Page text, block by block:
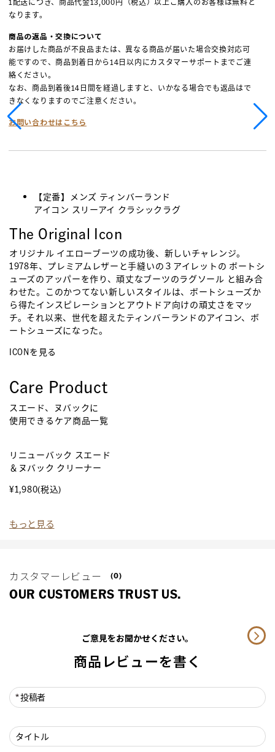
1配送につき、商品代金13,000円（税込）以上ご購入のお客様は無料と
なります。
商品の返品・交換について
お届けした商品が不良品または、異なる商品が届いた場合交換対応可
能ですので、商品到着日から14日以内にカスタマーサポートまでご連
絡ください。
なお、商品到着後14日間を経過しますと、いかなる場合でも返品はで
きなくなりますのでご注意ください。
お問い合わせはこちら
【定番】メンズ ティンバーランド
アイコン スリーアイ クラシックラグ
The Original Icon
オリジナル イエローブーツの成功後、新しいチャレンジ。
1978年、プレミアムレザーと手縫いの３アイレットの ボートシ
ューズのアッパーを作り、頑丈なブーツのラグソール と組み合
わせた。このかつてない新しいスタイルは、ボートシューズか
ら得たインスピレーションとアウトドア向けの頑丈さをマッ
チ。それ以来、世代を超えたティンバーランドのアイコン、ボ
ートシューズになった。
ICONを見る
Care Product
スエード、ヌバックに
使用できるケア商品一覧
リニューバック スエード
＆ヌバック クリーナー
¥1,980(税込)
もっと見る
カスタマーレビュー (0)
OUR CUSTOMERS TRUST US.
ご意見をお聞かせください。
商品レビューを書く
投稿者
タイトル